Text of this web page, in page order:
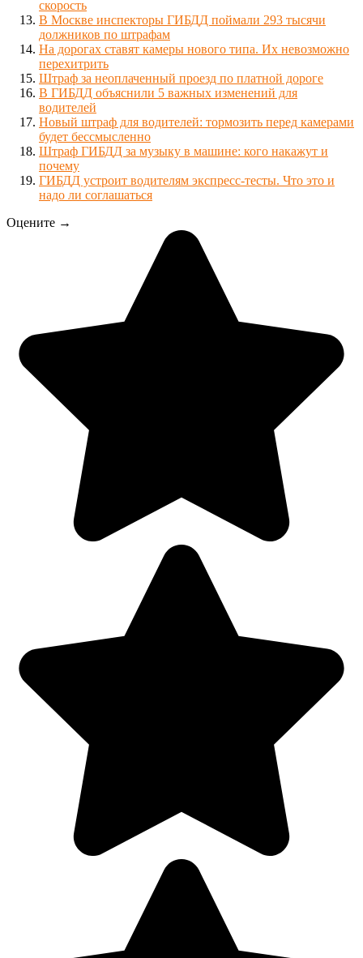
скорость
В Москве инспекторы ГИБДД поймали 293 тысячи
должников по штрафам
На дорогах ставят камеры нового типа. Их невозможно
перехитрить
Штраф за неоплаченный проезд по платной дороге
В ГИБДД объяснили 5 важных изменений для
водителей
Новый штраф для водителей: тормозить перед камерами
будет бессмысленно
Штраф ГИБДД за музыку в машине: кого накажут и
почему
ГИБДД устроит водителям экспресс-тесты. Что это и
надо ли соглашаться
Оцените →